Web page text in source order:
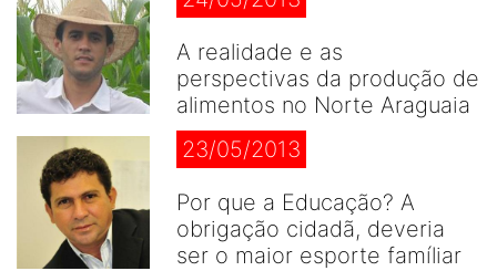
A realidade e as
perspectivas da produção de
alimentos no Norte Araguaia
23/05/2013
Por que a Educação? A
obrigação cidadã, deveria
ser o maior esporte famíliar